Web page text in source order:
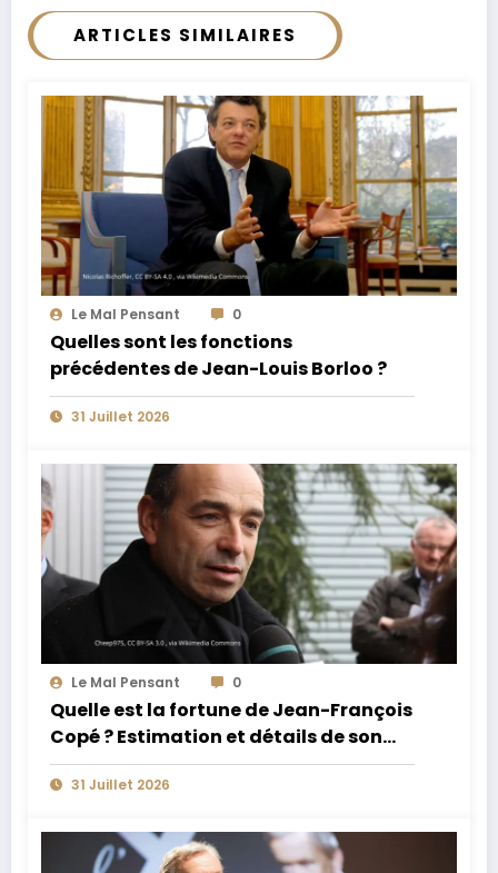
ARTICLES SIMILAIRES
Le Mal Pensant 0
Quelles sont les fonctions
précédentes de Jean-Louis Borloo ?
31 Juillet 2026
Le Mal Pensant 0
Quelle est la fortune de Jean-François
Copé ? Estimation et détails de son
patrimoine
31 Juillet 2026